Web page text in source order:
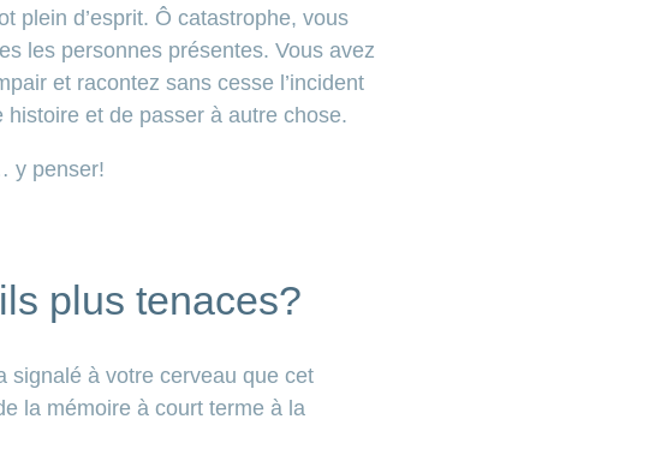
plein d’esprit. Ô catastrophe, vous
les personnes présentes. Vous avez
et racontez sans cesse l’incident
et de passer à autre chose.
y penser!
plus tenaces?
signalé à votre cerveau que cet
la mémoire à court terme à la